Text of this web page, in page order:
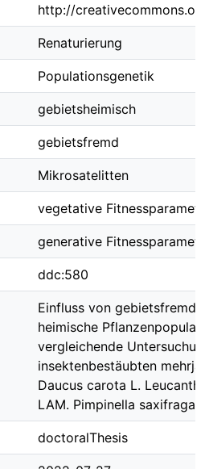
http://
Renaturierung
Populationsgenetik
gebietsheimisch
gebietsfremd
Mikrosatelitten
vegetative
generative
ddc:580
Einfluss von
heimische
vergleichende
insektenbestäubten
Daucus carota L.
LAM. Pimpinella saxifraga
doctoralThesis